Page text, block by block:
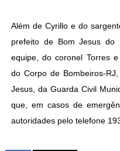
Além de Cyrillo e do
prefeito de Bom Jesus do
equipe, do coronel Torres
do Corpo de Bombeiros-
Jesus, da Guarda Civil
que, em casos de
autoridades pelo telefone